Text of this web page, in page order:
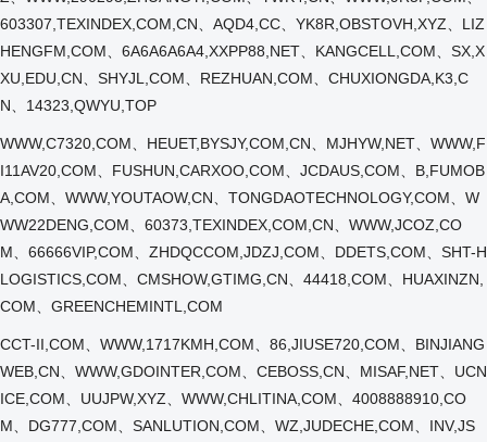
603307,TEXINDEX,COM,CN、AQD4,CC、YK8R,OBSTOVH,XYZ、LIZ
HENGFM,COM、6A6A6A6A4,XXPP88,NET、KANGCELL,COM、SX,X
XU,EDU,CN、SHYJL,COM、REZHUAN,COM、CHUXIONGDA,K3,C
N、14323,QWYU,TOP
WWW,C7320,COM、HEUET,BYSJY,COM,CN、MJHYW,NET、WWW,F
I11AV20,COM、FUSHUN,CARXOO,COM、JCDAUS,COM、B,FUMOB
A,COM、WWW,YOUTAOW,CN、TONGDAOTECHNOLOGY,COM、W
WW22DENG,COM、60373,TEXINDEX,COM,CN、WWW,JCOZ,CO
M、66666VIP,COM、ZHDQCCOM,JDZJ,COM、DDETS,COM、SHT-H
LOGISTICS,COM、CMSHOW,GTIMG,CN、44418,COM、HUAXINZN,
COM、GREENCHEMINTL,COM
CCT-II,COM、WWW,1717KMH,COM、86,JIUSE720,COM、BINJIANG
WEB,CN、WWW,GDOINTER,COM、CEBOSS,CN、MISAF,NET、UCN
ICE,COM、UUJPW,XYZ、WWW,CHLITINA,COM、4008888910,CO
M、DG777,COM、SANLUTION,COM、WZ,JUDECHE,COM、INV,JS